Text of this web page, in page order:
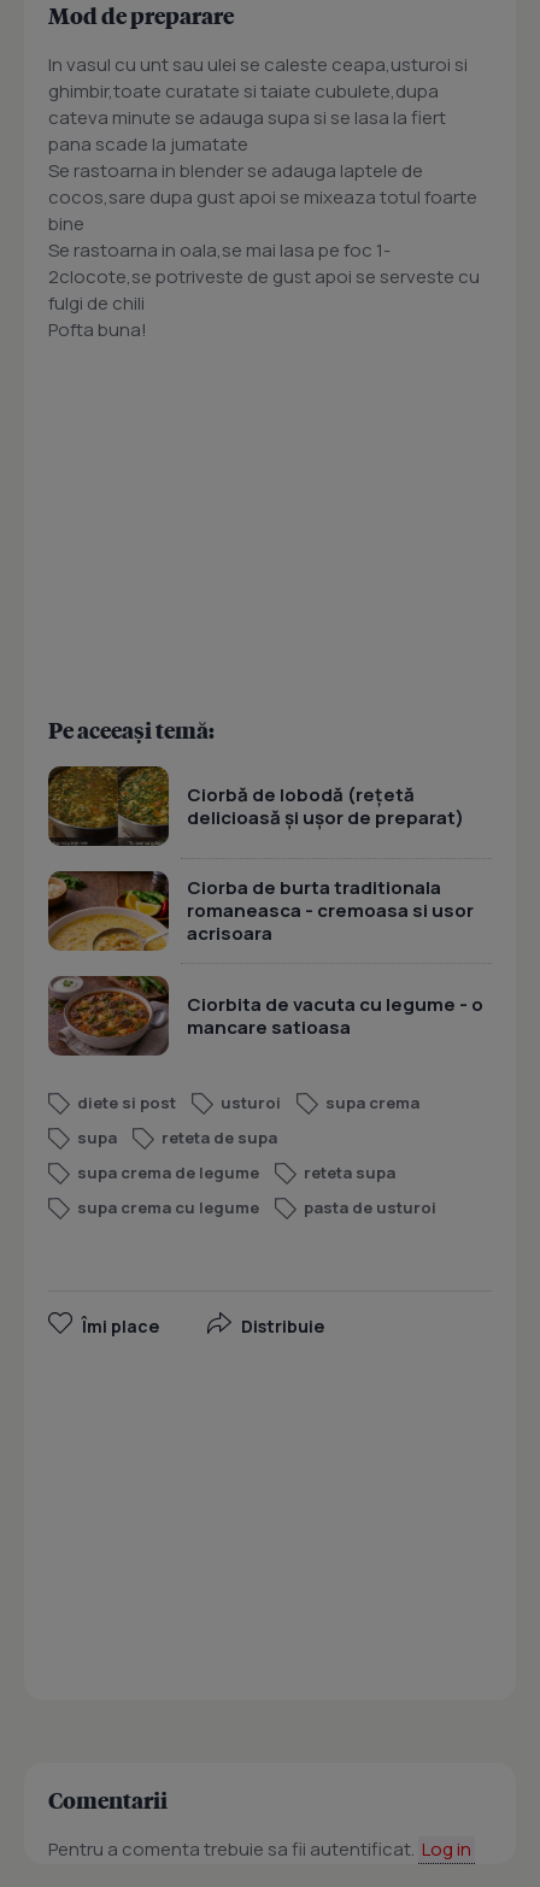
Mod de preparare
In vasul cu unt sau ulei se caleste ceapa,usturoi si
ghimbir,toate curatate si taiate cubulete,dupa
cateva minute se adauga supa si se lasa la fiert
pana scade la jumatate
Se rastoarna in blender se adauga laptele de
cocos,sare dupa gust apoi se mixeaza totul foarte
bine
Se rastoarna in oala,se mai lasa pe foc 1-
2clocote,se potriveste de gust apoi se serveste cu
fulgi de chili
Pofta buna!
Pe aceeași temă:
Ciorbă de lobodă (rețetă
delicioasă și ușor de preparat)
Ciorba de burta traditionala
romaneasca - cremoasa si usor
acrisoara
Ciorbita de vacuta cu legume - o
mancare satioasa
diete si post usturoi
supa crema
supa
reteta de supa
supa crema de legume
reteta supa
supa crema cu legume
pasta de usturoi
Îmi place Distribuie
Comentarii
Pentru a comenta trebuie sa fii autentificat. Log in